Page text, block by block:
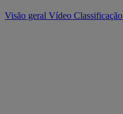
Visão geral Vídeo Classificação